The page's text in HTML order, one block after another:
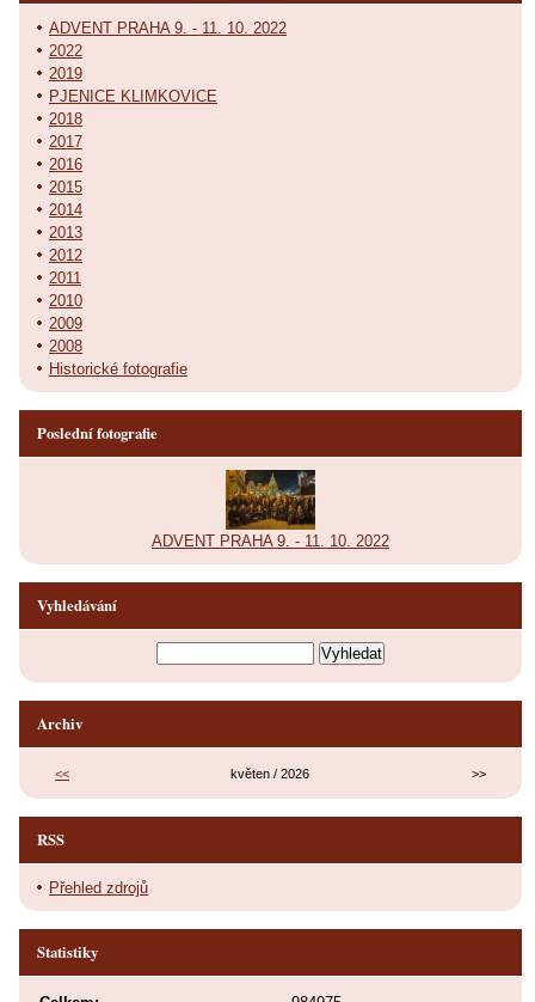
ADVENT PRAHA 9. - 11. 10. 2022
2022
2019
PJENICE KLIMKOVICE
2018
2017
2016
2015
2014
2013
2012
2011
2010
2009
2008
Historické fotografie
Poslední fotografie
ADVENT PRAHA 9. - 11. 10. 2022
Vyhledávání
Archiv
<< květen / 2026 >>
RSS
Přehled zdrojů
Statistiky